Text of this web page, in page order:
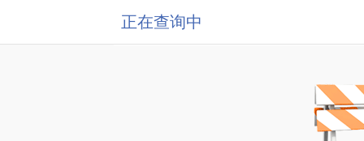
正在查询中